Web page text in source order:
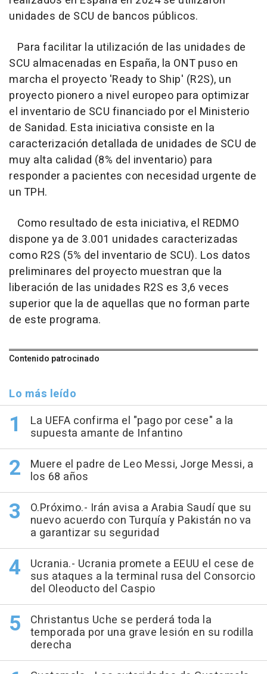
unidades de SCU de bancos públicos.
Para facilitar la utilización de las unidades de
SCU almacenadas en España, la ONT puso en
marcha el proyecto 'Ready to Ship' (R2S), un
proyecto pionero a nivel europeo para optimizar
el inventario de SCU financiado por el Ministerio
de Sanidad. Esta iniciativa consiste en la
caracterización detallada de unidades de SCU de
muy alta calidad (8% del inventario) para
responder a pacientes con necesidad urgente de
un TPH.
Como resultado de esta iniciativa, el REDMO
dispone ya de 3.001 unidades caracterizadas
como R2S (5% del inventario de SCU). Los datos
preliminares del proyecto muestran que la
liberación de las unidades R2S es 3,6 veces
superior que la de aquellas que no forman parte
de este programa.
Contenido patrocinado
Lo más leído
La UEFA confirma el "pago por cese" a la
supuesta amante de Infantino
Muere el padre de Leo Messi, Jorge Messi, a
los 68 años
O.Próximo.- Irán avisa a Arabia Saudí que su
nuevo acuerdo con Turquía y Pakistán no va
a garantizar su seguridad
Ucrania.- Ucrania promete a EEUU el cese de
sus ataques a la terminal rusa del Consorcio
del Oleoducto del Caspio
Christantus Uche se perderá toda la
temporada por una grave lesión en su rodilla
derecha